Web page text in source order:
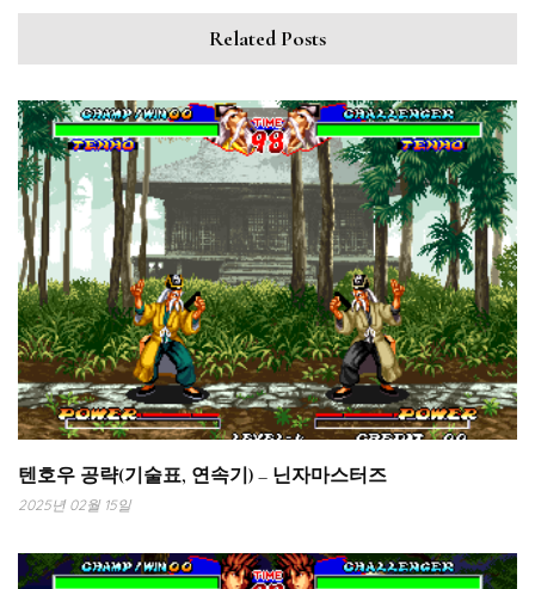
Related Posts
텐호우 공략(기술표, 연속기) – 닌자마스터즈
2025년 02월 15일